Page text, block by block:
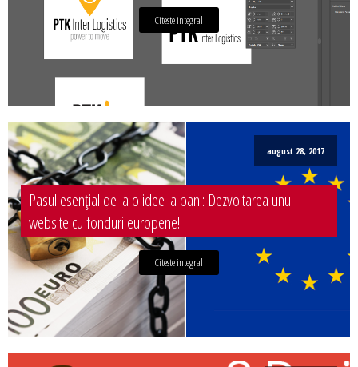
Citeste integral
august 28, 2017
Pasul esențial de la o idee la bani: Dezvoltarea unui
website cu fonduri europene!
Citeste integral